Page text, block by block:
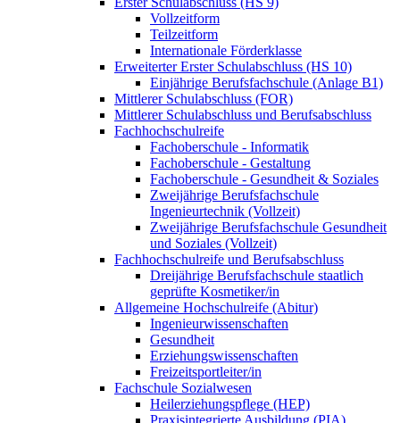
Vollzeitform
Teilzeitform
Internationale Förderklasse
Erweiterter Erster Schulabschluss (HS 10)
Einjährige Berufsfachschule (Anlage B1)
Mittlerer Schulabschluss (FOR)
Mittlerer Schulabschluss und Berufsabschluss
Fachhochschulreife
Fachoberschule - Informatik
Fachoberschule - Gestaltung
Fachoberschule - Gesundheit & Soziales
Zweijährige Berufsfachschule
Ingenieurtechnik (Vollzeit)
Zweijährige Berufsfachschule Gesundheit
und Soziales (Vollzeit)
Fachhochschulreife und Berufsabschluss
Dreijährige Berufsfachschule staatlich
geprüfte Kosmetiker/in
Allgemeine Hochschulreife (Abitur)
Ingenieurwissenschaften
Gesundheit
Erziehungswissenschaften
Freizeitsportleiter/in
Fachschule Sozialwesen
Heilerziehungspflege (HEP)